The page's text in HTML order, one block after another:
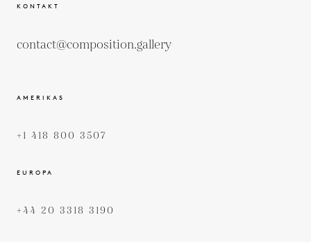
KONTAKT
contact@composition.gallery
AMERIKAS
+1 418 800 3507
EUROPA
+44 20 3318 3190